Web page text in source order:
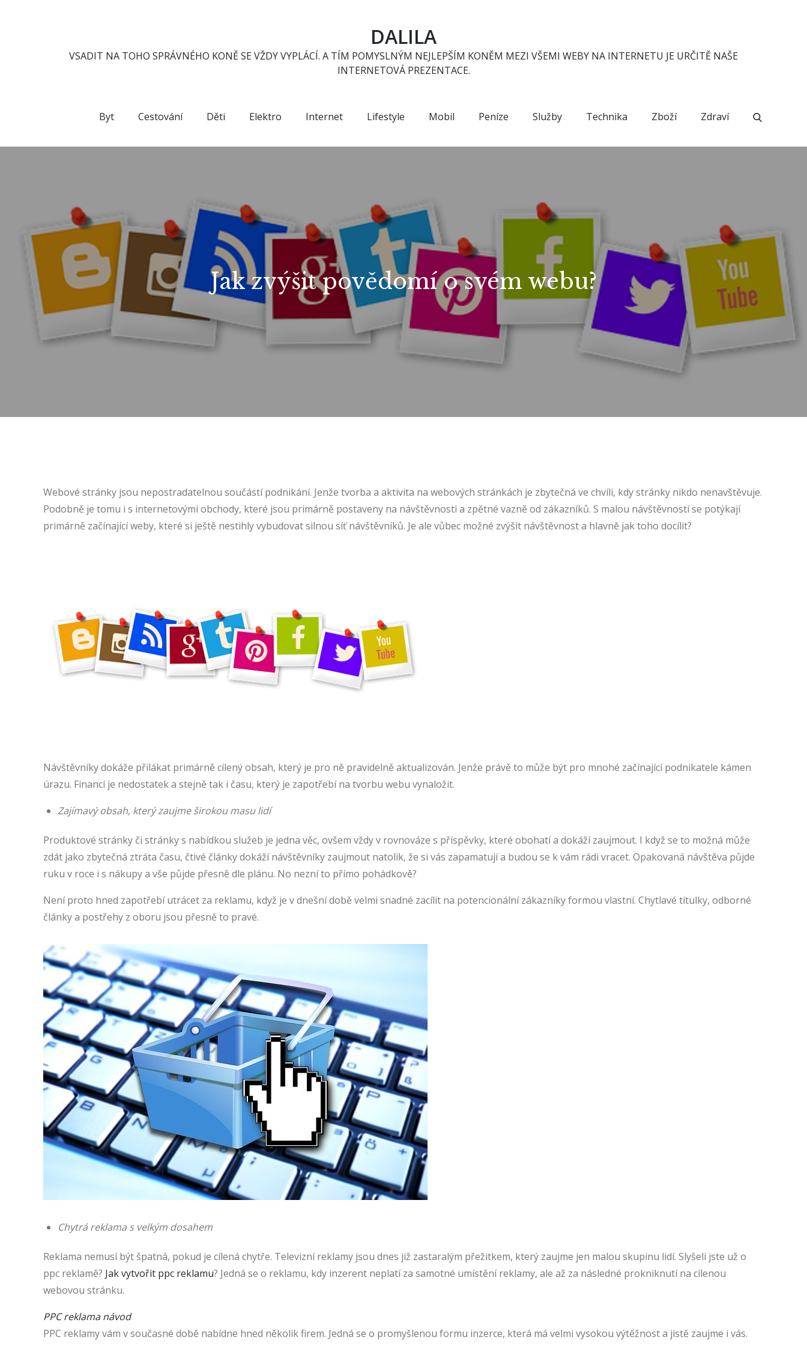
DALILA
VSADIT NA TOHO SPRÁVNÉHO KONĚ SE VŽDY VYPLÁCÍ. A TÍM POMYSLNÝM NEJLEPŠÍM KONĚM MEZI VŠEMI WEBY NA INTERNETU JE URČITĚ NAŠE
INTERNETOVÁ PREZENTACE.
Byt Cestování Děti Elektro Internet Lifestyle Mobil Peníze Služby Technika Zboží Zdraví
Jak zvýšit povědomí o svém webu?
Webové stránky jsou nepostradatelnou součástí podnikání. Jenže tvorba a aktivita na webových stránkách je zbytečná ve chvíli, kdy stránky nikdo nenavštěvuje.
Podobně je tomu i s internetovými obchody, které jsou primárně postaveny na návštěvnosti a zpětné vazně od zákazníků. S malou návštěvností se potýkají
primárně začínající weby, které si ještě nestihly vybudovat silnou síť návštěvníků. Je ale vůbec možné zvýšit návštěvnost a hlavně jak toho docílit?
Návštěvníky dokáže přilákat primárně cílený obsah, který je pro ně pravidelně aktualizován. Jenže právě to může být pro mnohé začínající podnikatele kámen
úrazu. Financí je nedostatek a stejně tak i času, který je zapotřebí na tvorbu webu vynaložit.
Zajímavý obsah, který zaujme širokou masu lidí
Produktové stránky či stránky s nabídkou služeb je jedna věc, ovšem vždy v rovnováze s příspěvky, které obohatí a dokáží zaujmout. I když se to možná může
zdát jako zbytečná ztráta času, čtivé články dokáží návštěvníky zaujmout natolik, že si vás zapamatují a budou se k vám rádi vracet. Opakovaná návštěva půjde
ruku v roce i s nákupy a vše půjde přesně dle plánu. No nezní to přímo pohádkově?
Není proto hned zapotřebí utrácet za reklamu, když je v dnešní době velmi snadné zacílit na potencionální zákazníky formou vlastní. Chytlavé titulky, odborné
články a postřehy z oboru jsou přesně to pravé.
Chytrá reklama s velkým dosahem
Reklama nemusí být špatná, pokud je cílená chytře. Televizní reklamy jsou dnes již zastaralým přežitkem, který zaujme jen malou skupinu lidí. Slyšeli jste už o
ppc reklamě? Jak vytvořit ppc reklamu? Jedná se o reklamu, kdy inzerent neplatí za samotné umístění reklamy, ale až za následné prokniknutí na cílenou
webovou stránku.
PPC reklama návod
PPC reklamy vám v současné době nabídne hned několik firem. Jedná se o promyšlenou formu inzerce, která má velmi vysokou výtěžnost a jistě zaujme i vás.